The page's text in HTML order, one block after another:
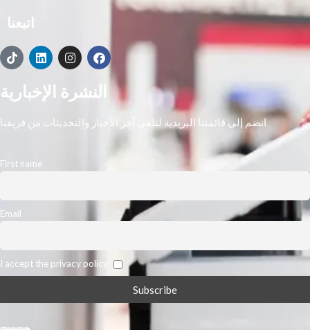
اتبعنا
النشرة الإخبارية
انضم إلى قائمتنا البريدية لتلقي آخر الأخبار والتحديثات من فريقنا
First name
Email